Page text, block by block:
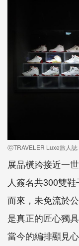
ⓒTRAVELER Luxe旅人誌
展品橫跨接近一
人簽名共300雙
而來，未免流於
是真正的匠心獨具
當今的編排顯見